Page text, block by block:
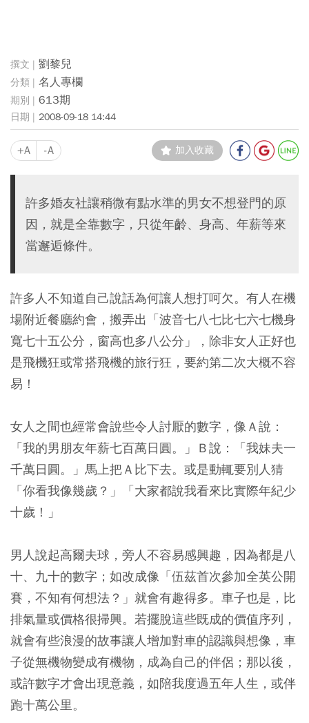
劉黎兒
名人專欄
613期
2008-09-18 14:44
+A -A 加入收藏
許多婚友社讓稍微有點水準的男女不想登門的原
因，就是全靠數字，只從年齡、身高、年薪等來
當邂逅條件。
許多人不知道自己說話為何讓人想打呵欠。有人在機
場附近餐廳約會，搬弄出「波音七八七比七六七機身
寬七十五公分，窗高也多八公分」，除非女人正好也
是飛機狂或常搭飛機的旅行狂，要約第二次大概不容
易！
女人之間也經常會說些令人討厭的數字，像Ａ說：
「我的男朋友年薪七百萬日圓。」Ｂ說：「我妹夫一
千萬日圓。」馬上把Ａ比下去。或是動輒要別人猜
「你看我像幾歲？」「大家都說我看來比實際年紀少
十歲！」
男人說起高爾夫球，旁人不容易感興趣，因為都是八
十、九十的數字；如改成像「伍茲首次參加全英公開
賽，不知有何想法？」就會有趣得多。車子也是，比
排氣量或價格很掃興。若擺脫這些既成的價值序列，
就會有些浪漫的故事讓人增加對車的認識與想像，車
子從無機物變成有機物，成為自己的伴侶；那以後，
或許數字才會出現意義，如陪我度過五年人生，或伴
跑十萬公里。